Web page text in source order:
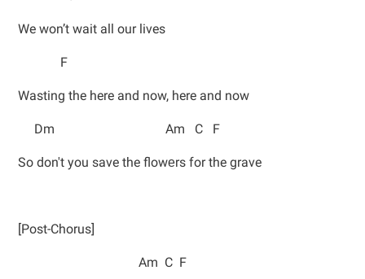
We won’t wait all our lives
F
Wasting the here and now, here and now
Dm Am C F
So don't you save the flowеrs for the grave
[Post-Chorus]
Am C F